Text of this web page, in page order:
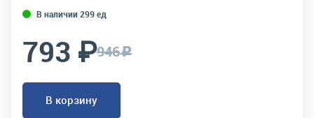
В наличии 299 ед
793 ₽946c
В корзину